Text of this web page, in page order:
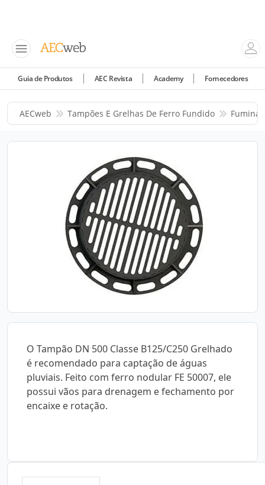
Guia de Produtos AEC Revista Academy Fornecedores
AECweb Tampões E Grelhas De Ferro Fundido Fuminas
O Tampão DN 500 Classe B125/C250 Grelhado
é recomendado para captação de águas
pluviais. Feito com ferro nodular FE 50007, ele
possui vãos para drenagem e fechamento por
encaixe e rotação.